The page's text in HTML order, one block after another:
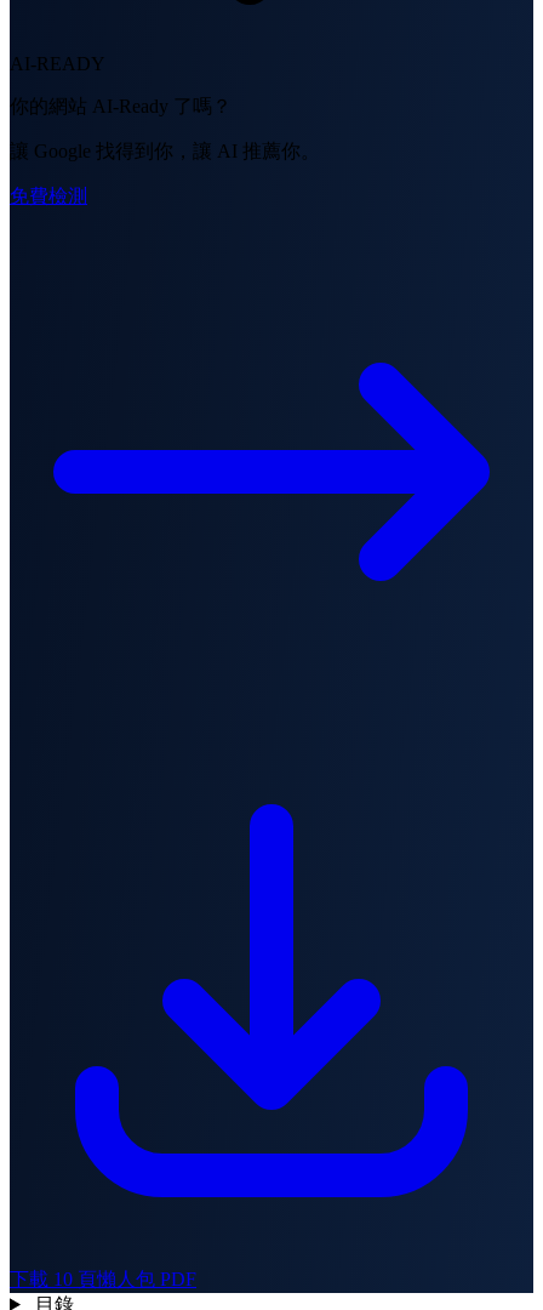
AI-READY
你的網站 AI-Ready 了嗎？
讓 Google 找得到你，讓 AI 推薦你。
免費檢測
下載 10 頁懶人包 PDF
目錄